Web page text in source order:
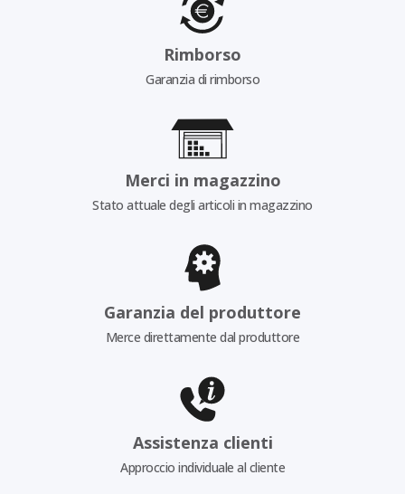
Rimborso
Garanzia di rimborso
Merci in magazzino
Stato attuale degli articoli in magazzino
Garanzia del produttore
Merce direttamente dal produttore
Assistenza clienti
Approccio individuale al cliente